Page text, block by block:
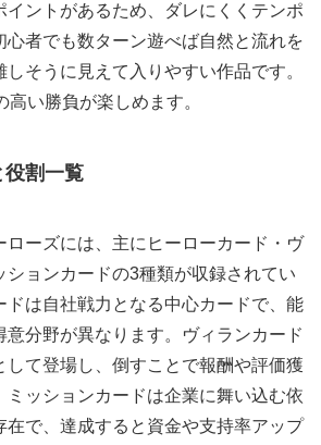
イントがあるため、ダレにくくテンポ
心者でも数ターン遊べば自然と流れを
そうに見えて入りやすい作品です。
い勝負が楽しめます。
役割一覧
ローズには、主にヒーローカード・ヴ
ションカードの3種類が収録されてい
ドは自社戦力となる中心カードで、能
意分野が異なります。ヴィランカード
して登場し、倒すことで報酬や評価獲
ミッションカードは企業に舞い込む依
在で、達成すると資金や支持率アップ